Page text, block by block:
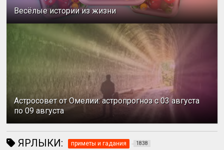
Весёлые истории из жизни
Астросовет от Омелии: астропрогноз с 03 августа
по 09 августа
ЯРЛЫКИ: приметы и гадания 1838